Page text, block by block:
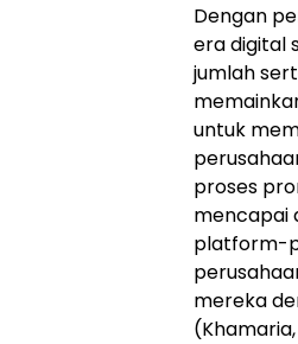
Dengan
era digital
jumlah
untuk
proses
mencapai
platform-
mereka
(Khamaria,